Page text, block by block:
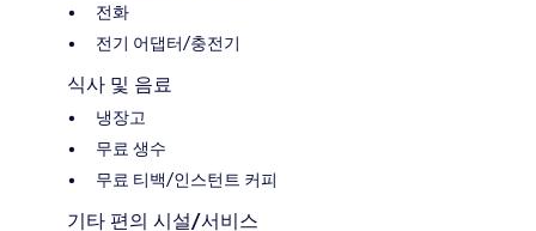
전화
전기 어댑터/충전기
식사 및 음료
냉장고
무료 생수
무료 티백/인스턴트 커피
기타 편의 시설/서비스